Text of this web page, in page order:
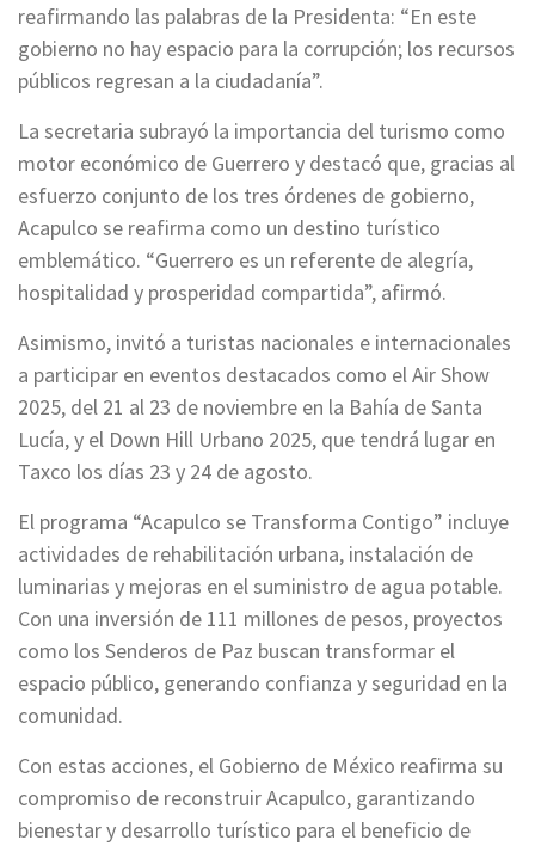
reafirmando las palabras de la Presidenta: “En este
gobierno no hay espacio para la corrupción; los recursos
públicos regresan a la ciudadanía”.
La secretaria subrayó la importancia del turismo como
motor económico de Guerrero y destacó que, gracias al
esfuerzo conjunto de los tres órdenes de gobierno,
Acapulco se reafirma como un destino turístico
emblemático. “Guerrero es un referente de alegría,
hospitalidad y prosperidad compartida”, afirmó.
Asimismo, invitó a turistas nacionales e internacionales
a participar en eventos destacados como el Air Show
2025, del 21 al 23 de noviembre en la Bahía de Santa
Lucía, y el Down Hill Urbano 2025, que tendrá lugar en
Taxco los días 23 y 24 de agosto.
El programa “Acapulco se Transforma Contigo” incluye
actividades de rehabilitación urbana, instalación de
luminarias y mejoras en el suministro de agua potable.
Con una inversión de 111 millones de pesos, proyectos
como los Senderos de Paz buscan transformar el
espacio público, generando confianza y seguridad en la
comunidad.
Con estas acciones, el Gobierno de México reafirma su
compromiso de reconstruir Acapulco, garantizando
bienestar y desarrollo turístico para el beneficio de